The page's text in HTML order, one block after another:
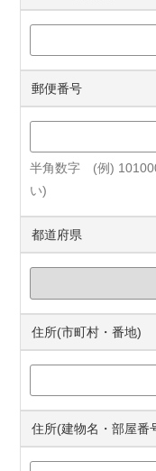
郵便番号
半角数字 (例)
い)
都道府県
住所(市町村・番地)
住所(建物名・部屋番